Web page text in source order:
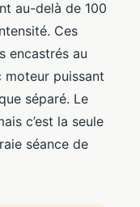
au-delà de 100
Ces
encastrés au
moteur puissant
séparé. Le
c’est la seule
séance de